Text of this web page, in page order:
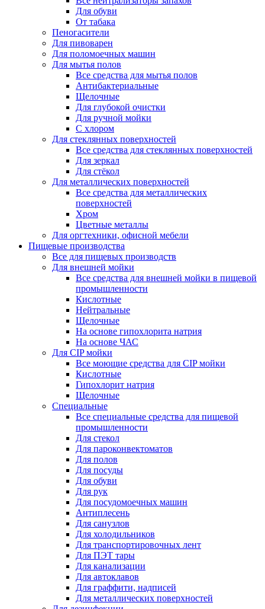
Для обуви
От табака
Пеногасители
Для пивоварен
Для поломоечных машин
Для мытья полов
Все средства для мытья полов
Антибактериальные
Щелочные
Для глубокой очистки
Для ручной мойки
С хлором
Для стеклянных поверхностей
Все средства для стеклянных поверхностей
Для зеркал
Для стёкол
Для металлических поверхностей
Все средства для металлических
поверхностей
Хром
Цветные металлы
Для оргтехники, офисной мебели
Пищевые производства
Все для пищевых производств
Для внешней мойки
Все средства для внешней мойки в пищевой
промышленности
Кислотные
Нейтральные
Щелочные
На основе гипохлорита натрия
На основе ЧАС
Для CIP мойки
Все моющие средства для CIP мойки
Кислотные
Гипохлорит натрия
Щелочные
Специальные
Все специальные средства для пищевой
промышленности
Для стекол
Для пароконвектоматов
Для полов
Для посуды
Для обуви
Для рук
Для посудомоечных машин
Антиплесень
Для санузлов
Для холодильников
Для транспортировочных лент
Для ПЭТ тары
Для канализации
Для автоклавов
Для граффити, надписей
Для металлических поверхностей